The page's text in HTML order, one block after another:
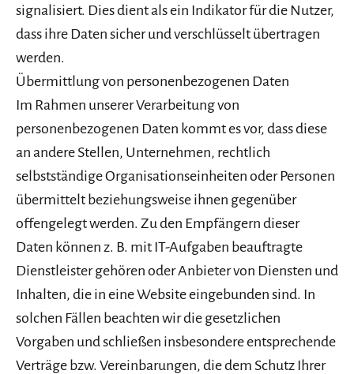
signalisiert. Dies dient als ein Indikator für die Nutzer,
dass ihre Daten sicher und verschlüsselt übertragen
werden.
Übermittlung von personenbezogenen Daten
Im Rahmen unserer Verarbeitung von
personenbezogenen Daten kommt es vor, dass diese
an andere Stellen, Unternehmen, rechtlich
selbstständige Organisationseinheiten oder Personen
übermittelt beziehungsweise ihnen gegenüber
offengelegt werden. Zu den Empfängern dieser
Daten können z. B. mit IT-Aufgaben beauftragte
Dienstleister gehören oder Anbieter von Diensten und
Inhalten, die in eine Website eingebunden sind. In
solchen Fällen beachten wir die gesetzlichen
Vorgaben und schließen insbesondere entsprechende
Verträge bzw. Vereinbarungen, die dem Schutz Ihrer